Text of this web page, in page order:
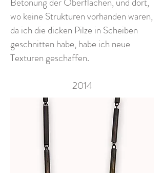
wo keine Strukturen vorhanden waren,
da ich die dicken Pilze in Scheiben
geschnitten habe, habe ich neue
Texturen geschaffen.
2014